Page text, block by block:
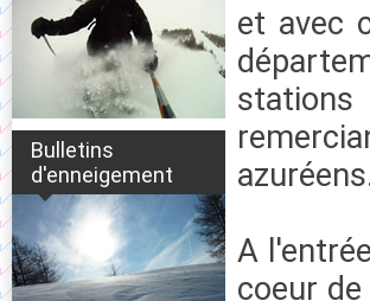
Bulletins
d'enneigement
et avec
A
coeur